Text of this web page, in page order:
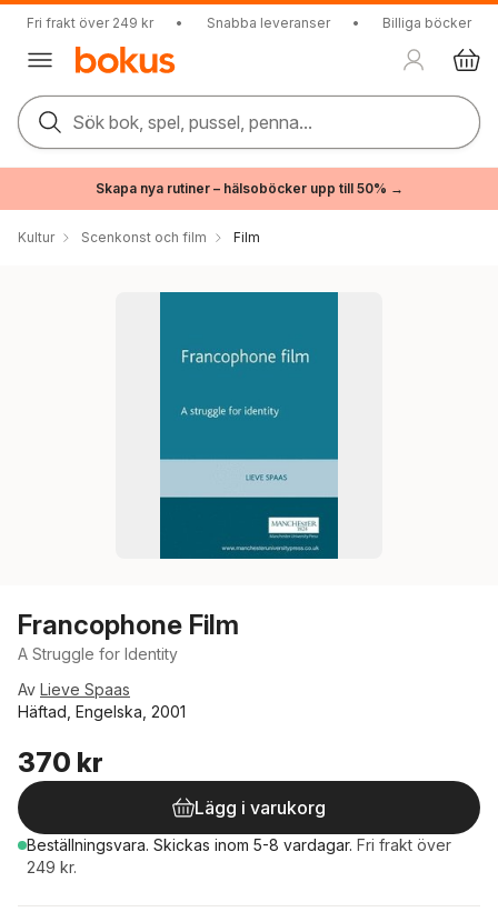
Fri frakt över 249 kr • Snabba leveranser • Billiga böcker
Sök bok, spel, pussel, penna...
Skapa nya rutiner – hälsoböcker upp till 50% →
Kultur Scenkonst och film Film
Francophone Film
A Struggle for Identity
Av Lieve Spaas
Häftad, Engelska, 2001
370 kr
Lägg i varukorg
Beställningsvara. Skickas inom 5-8 vardagar. Fri frakt över
249 kr.